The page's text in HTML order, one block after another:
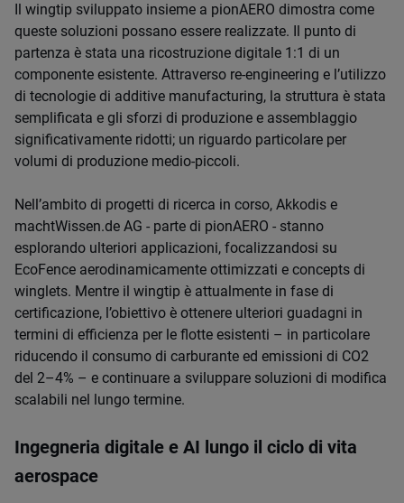
Il wingtip sviluppato insieme a pionAERO dimostra come
queste soluzioni possano essere realizzate. Il punto di
partenza è stata una ricostruzione digitale 1:1 di un
componente esistente. Attraverso re-engineering e l’utilizzo
di tecnologie di additive manufacturing, la struttura è stata
semplificata e gli sforzi di produzione e assemblaggio
significativamente ridotti; un riguardo particolare per
volumi di produzione medio-piccoli.
Nell’ambito di progetti di ricerca in corso, Akkodis e
machtWissen.de AG - parte di pionAERO - stanno
esplorando ulteriori applicazioni, focalizzandosi su
EcoFence aerodinamicamente ottimizzati e concepts di
winglets. Mentre il wingtip è attualmente in fase di
certificazione, l’obiettivo è ottenere ulteriori guadagni in
termini di efficienza per le flotte esistenti – in particolare
riducendo il consumo di carburante ed emissioni di CO2
del 2–4% – e continuare a sviluppare soluzioni di modifica
scalabili nel lungo termine.
Ingegneria digitale e AI lungo il ciclo di vita
aerospace